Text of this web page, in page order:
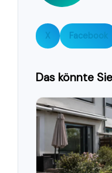
X Facebook
Das könnte